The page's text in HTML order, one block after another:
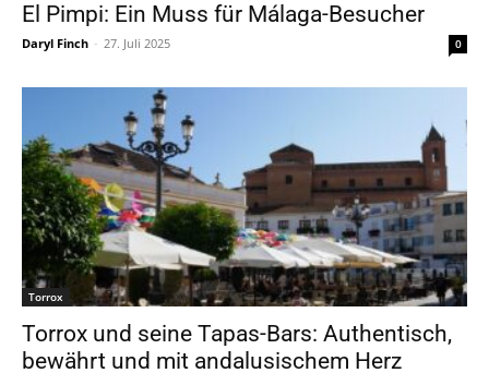
El Pimpi: Ein Muss für Málaga-Besucher
Daryl Finch - 27. Juli 2025 0
Torrox
Torrox und seine Tapas-Bars: Authentisch,
bewährt und mit andalusischem Herz